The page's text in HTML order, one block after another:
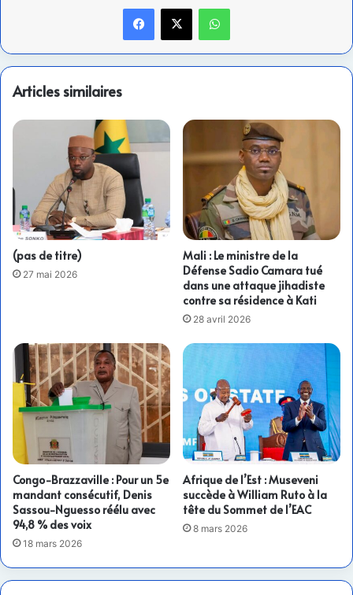
Facebook
X WhatsApp
Articles similaires
(pas de titre)
27 mai 2026
Mali : Le ministre de la
Défense Sadio Camara tué
dans une attaque jihadiste
contre sa résidence à Kati
28 avril 2026
Congo-Brazzaville : Pour un 5e
mandant consécutif, Denis
Sassou-Nguesso réélu avec
94,8 % des voix
18 mars 2026
Afrique de l’Est : Museveni
succède à William Ruto à la
tête du Sommet de l’EAC
8 mars 2026